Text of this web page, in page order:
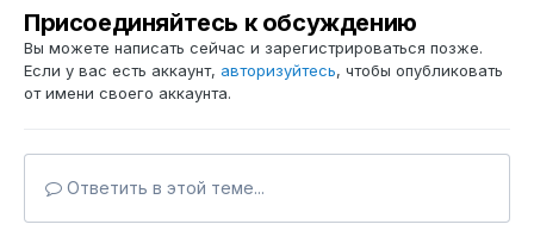
Присоединяйтесь к обсуждению
Вы можете написать сейчас и зарегистрироваться позже.
Если у вас есть аккаунт, авторизуйтесь, чтобы опубликовать
от имени своего аккаунта.
Ответить в этой теме...